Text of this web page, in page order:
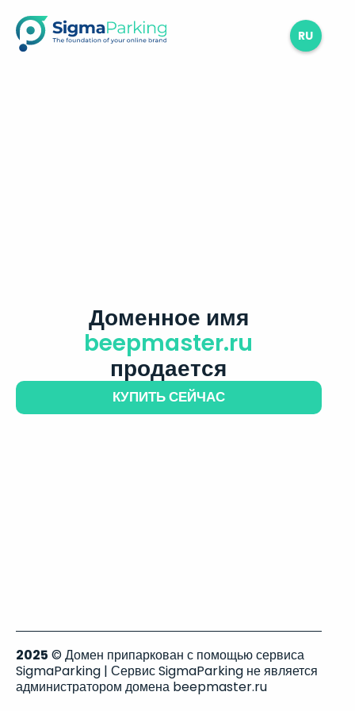
RU
Доменное имя
beepmaster.ru
продается
КУПИТЬ СЕЙЧАС
2025 © Домен припаркован с помощью сервиса
SigmaParking | Сервис SigmaParking не является
администратором домена beepmaster.ru